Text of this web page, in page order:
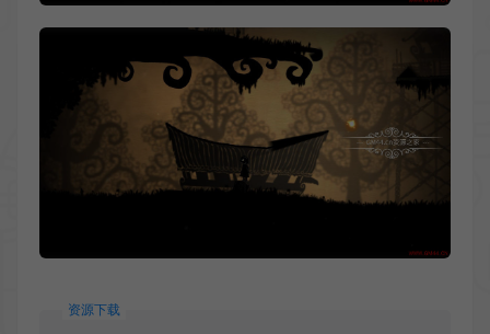
资源下载